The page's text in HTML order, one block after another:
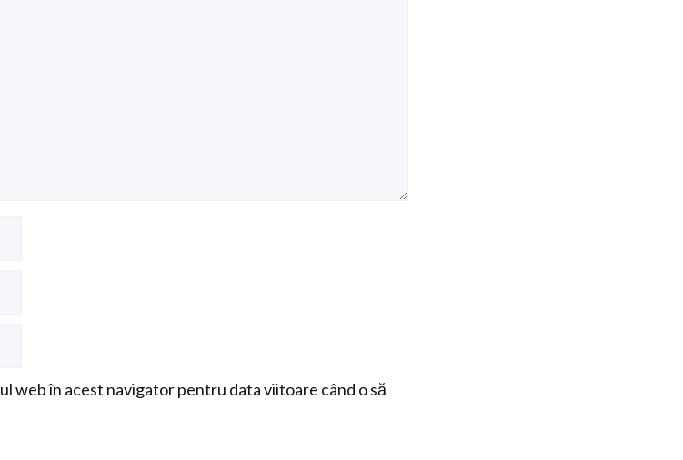
web în acest navigator pentru data viitoare când o să